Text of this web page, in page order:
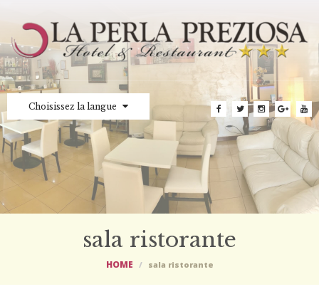
Choisissez la langue
sala ristorante
HOME sala ristorante